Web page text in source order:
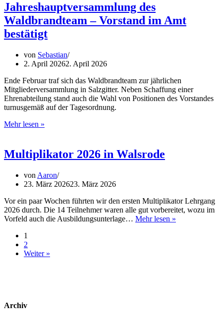
Jahreshauptversammlung des
Waldbrandteam – Vorstand im Amt
bestätigt
von Sebastian
2. April 20262. April 2026
Ende Februar traf sich das Waldbrandteam zur jährlichen
Mitgliederversammlung in Salzgitter. Neben Schaffung einer
Ehrenabteilung stand auch die Wahl von Positionen des Vorstandes
turnusgemäß auf der Tagesordnung.
Mehr lesen »
–
Vorstand
Amt
bestätigt
Multiplikator 2026 in Walsrode
von Aaron
23. März 202623. März 2026
Vor ein paar Wochen führten wir den ersten Multiplikator Lehrgang
2026 durch. Die 14 Teilnehmer waren alle gut vorbereitet, wozu im
Vorfeld auch die Ausbildungsunterlage… Mehr lesen »
1
2
Weiter »
Archiv